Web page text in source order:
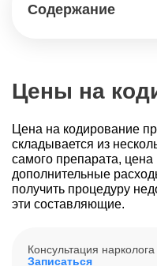
Содержание
Цены на
Цена на кодирование
складывается из
самого препарата, цена
дополнительные
получить процедуру
эти составляющие.
Консультация нарколога
Записаться